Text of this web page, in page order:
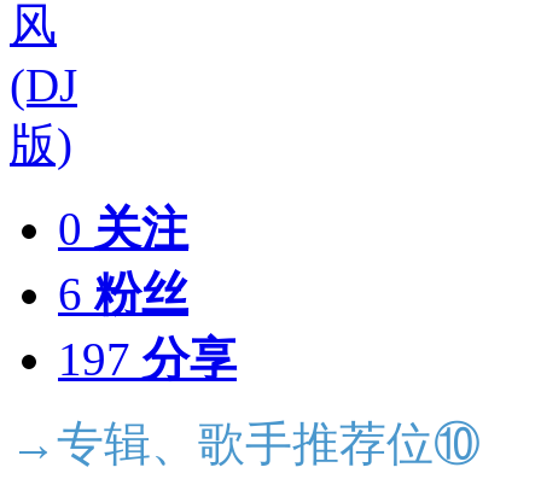
0 关注
6 粉丝
197 分享
→专辑、歌手推荐位⑩